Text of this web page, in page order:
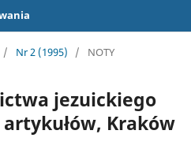
/ Nr 2 (1995) / NOTY
jezuickiego
Kraków